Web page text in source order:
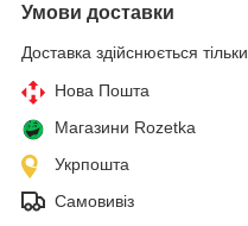
Умови доставки
Доставка здійснюється
Нова Пошта
Магазини Rozetka
Укрпошта
Самовивіз